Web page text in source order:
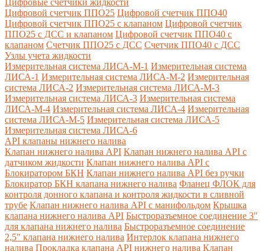
Цифровой счетчик ППО25 Цифровой счетчик ППО40
Цифровой счетчик ППО25 с клапаном Цифровой счетчик
ППО25 с ДСС и клапаном Цифровой счетчик ППО40 с
клапаном Счетчик ППО25 с ДСС Счетчик ППО40 с ДСС
Узлы учета жидкости
Измерительная система ЛИСА-М-1 Измерительная система
ЛИСА-1 Измерительная система ЛИСА-М-2 Измерительная
система ЛИСА-2 Измерительная система ЛИСА-М-3
Измерительная система ЛИСА-3 Измерительная система
ЛИСА-М-4 Измерительная система ЛИСА-4 Измерительная
система ЛИСА-М-5 Измерительная система ЛИСА-5
Измерительная система ЛИСА-6
API клапаны нижнего налива
Клапан нижнего налива API Клапан нижнего налива API с
датчиком жидкости Клапан нижнего налива API с
Блокиратором БКН Клапан нижнего налива API без ручки
Блокиратор БКН клапана нижнего налива Фланец ФЛОК для
контроля донного клапана и контроля жидкости в сливной
трубе Клапан нижнего налива API с манифольдом Крышка
клапана нижнего налива API Быстроразъемное соединение 3"
для клапана нижнего налива Быстроразъемное соединение
2,5" клапана нижнего налива Интерлок клапана нижнего
налива Прокладка клапана API нижнего налива Клапан